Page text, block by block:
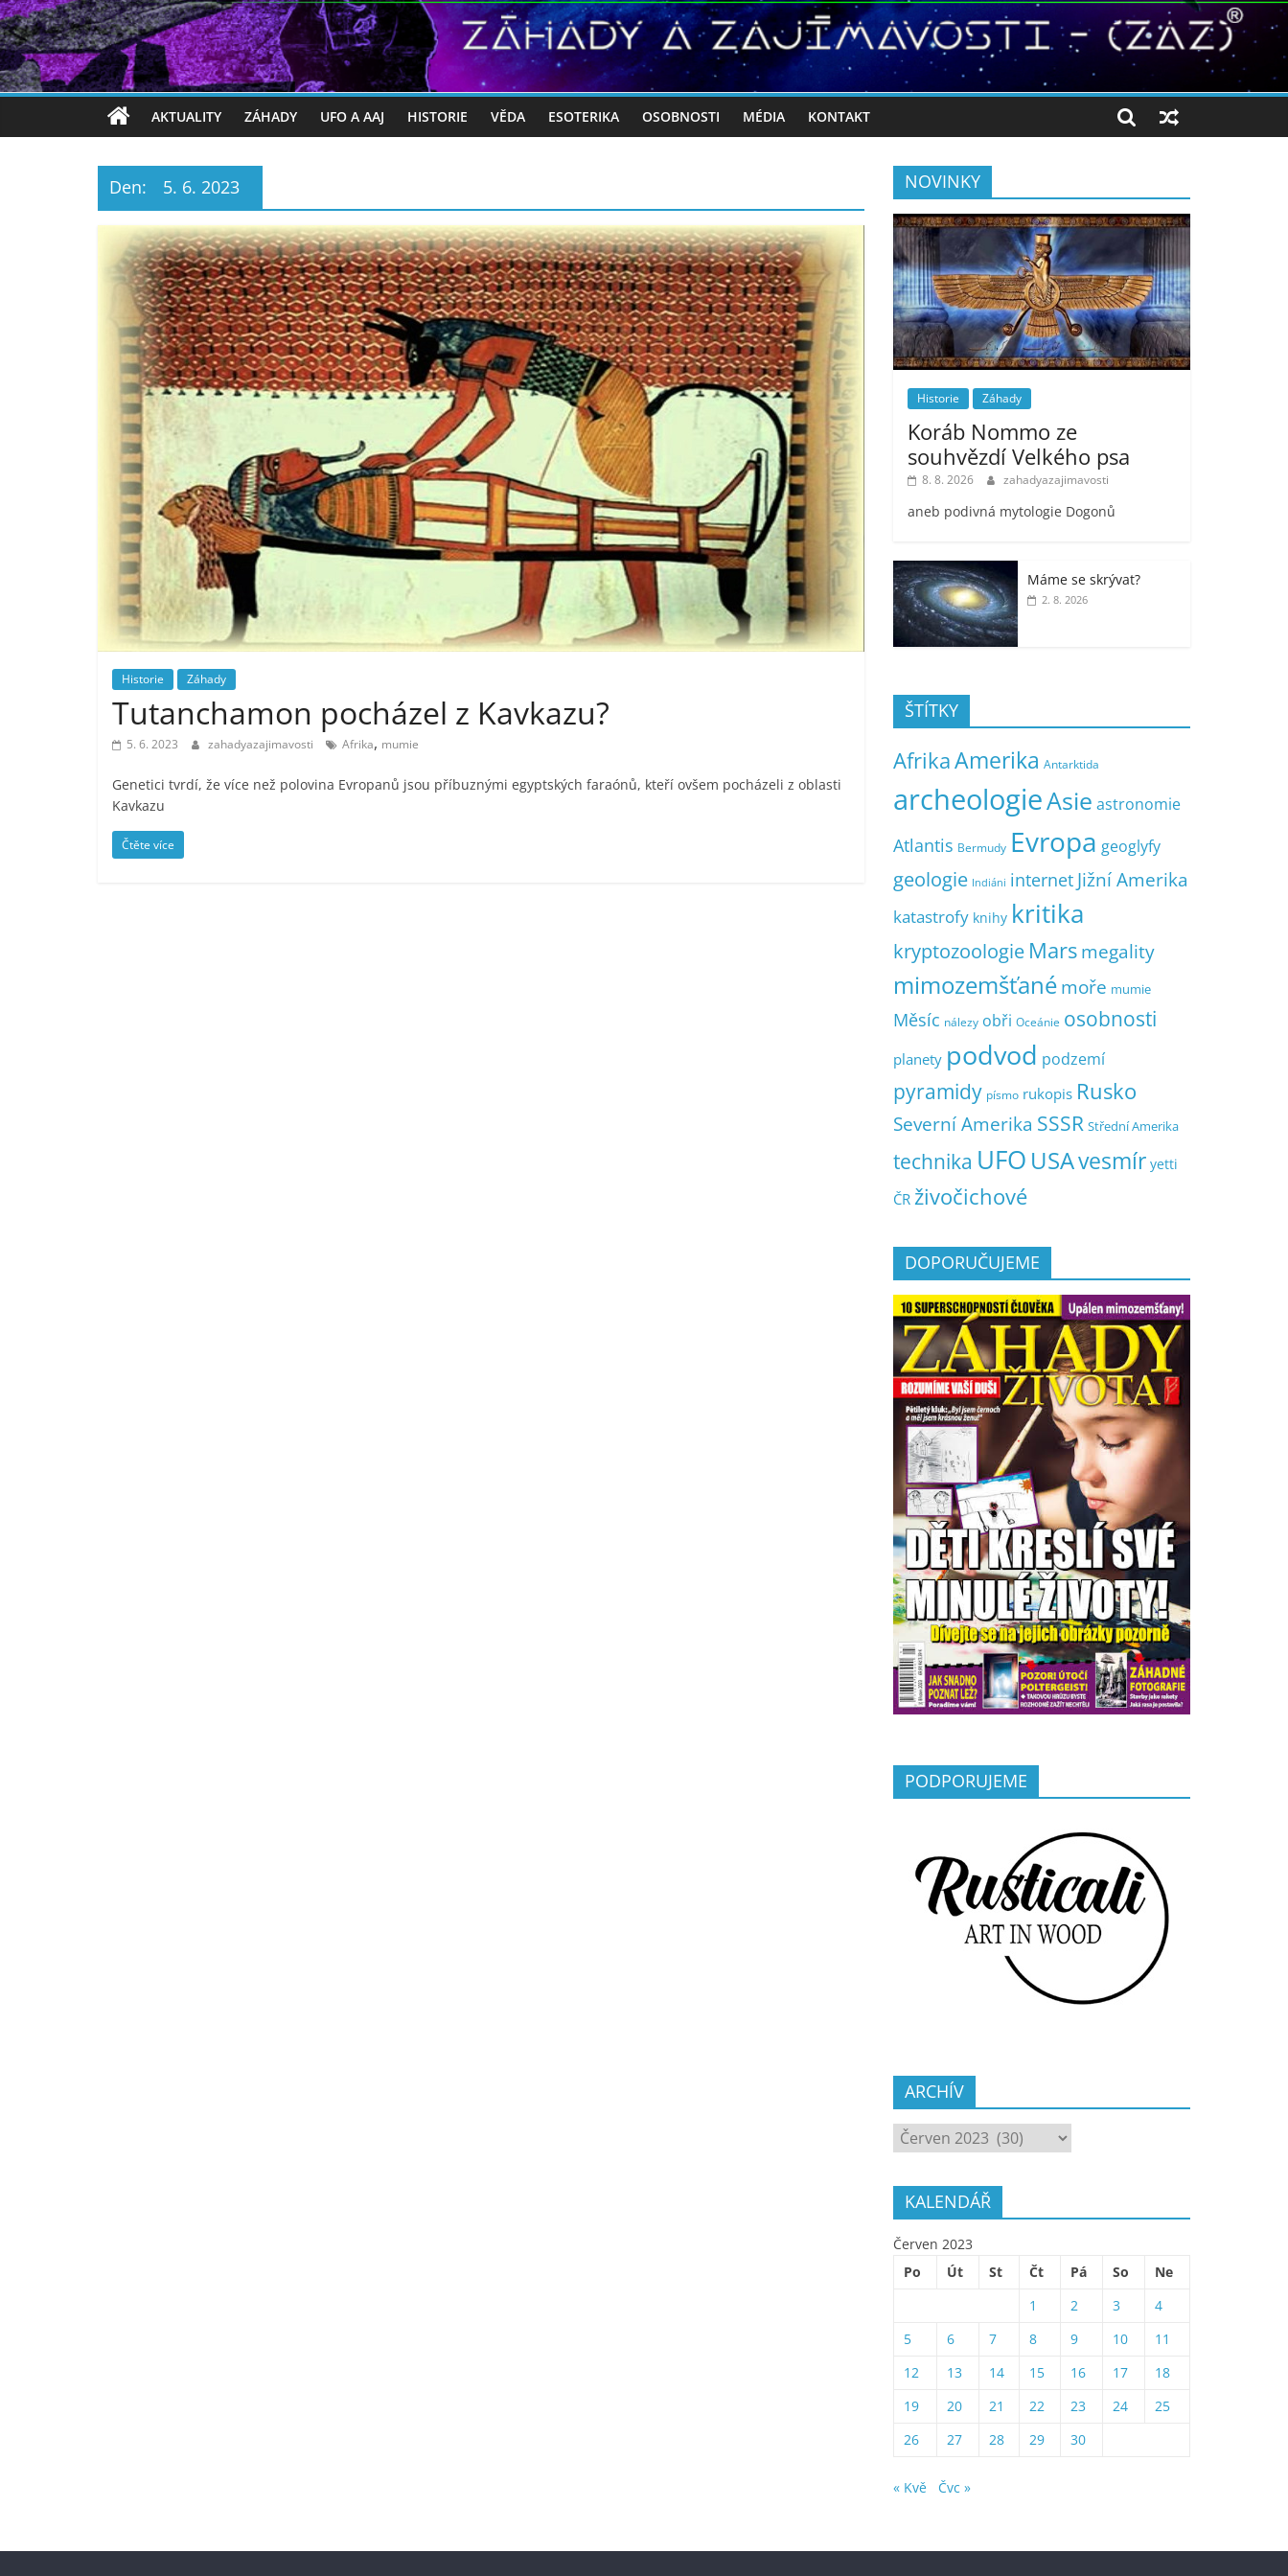
AKTUALITY ZÁHADY UFO A AAJ HISTORIE VĚDA ESOTERIKA OSOBNOSTI MÉDIA KONTAKT
Den: 5. 6. 2023
Historie Záhady
Tutanchamon pocházel z Kavkazu?
5. 6. 2023 zahadyazajimavosti Afrika, mumie
Genetici tvrdí, že více než polovina Evropanů jsou příbuznými egyptských faraónů, kteří ovšem pocházeli z oblasti
Kavkazu
Čtěte více
NOVINKY
Historie Záhady
Koráb Nommo ze
souhvězdí Velkého psa
8. 8. 2026 zahadyazajimavosti
aneb podivná mytologie Dogonů
Máme se skrývat?
2. 8. 2026
ŠTÍTKY
AfrikaAmerika Antarktida
archeologieAsie astronomie
Atlantis Bermudy Evropa geoglyfy
geologie Indiáni internet Jižní Amerika
katastrofy knihy kritika
kryptozoologie Marsmegality
mimozemšťanémoře mumie
Měsíc nálezy obři Oceánie osobnosti
planety podvod podzemí
pyramidy písmo rukopis Rusko
Severní Amerika SSSR Střední Amerika
technika UFO USAvesmír yetti
ČR živočichové
DOPORUČUJEME
PODPORUJEME
ARCHÍV
ARCHÍV
KALENDÁŘ
Červen 2023
Po
Út St Čt Pá So
Ne
1
2 3
4
5
6 7 8 9 10
11
12
13 14 15 16 17
18
19
20 21 22 23 24
25
26
27 28 29 30
« Kvě Čvc »